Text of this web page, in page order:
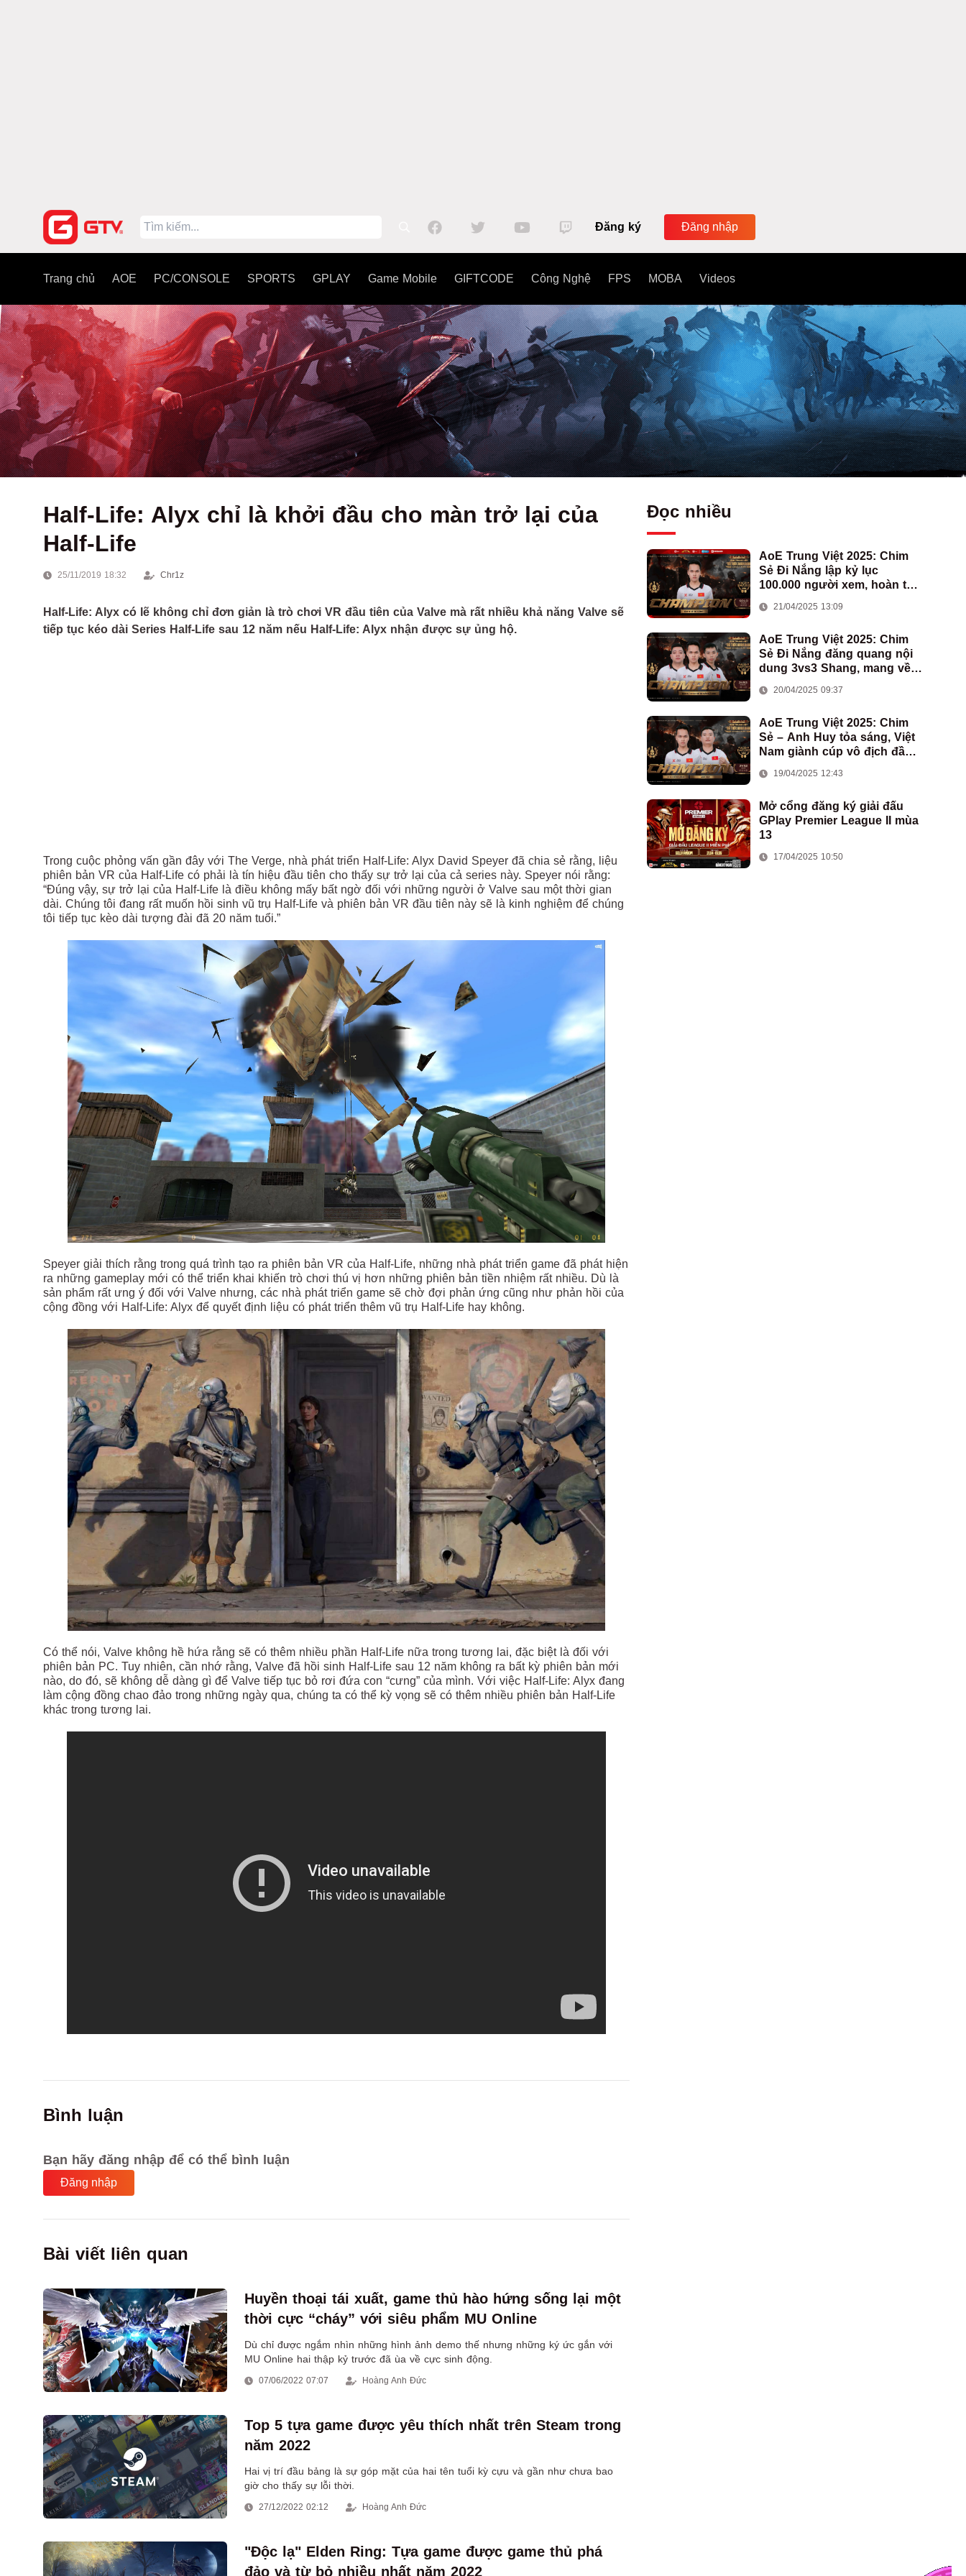
Đăng ký Đăng nhập
Trang chủ AOE PC/CONSOLE SPORTS GPLAY Game Mobile GIFTCODE Công Nghệ FPS MOBA Videos
Half-Life: Alyx chỉ là khởi đầu cho màn trở lại của
Half-Life
25/11/2019 18:32 Chr1z
Half-Life: Alyx có lẽ không chỉ đơn giản là trò chơi VR đầu tiên của Valve mà rất nhiều khả năng Valve sẽ
tiếp tục kéo dài Series Half-Life sau 12 năm nếu Half-Life: Alyx nhận được sự ủng hộ.
Trong cuộc phỏng vấn gần đây với The Verge, nhà phát triển Half-Life: Alyx David Speyer đã chia sẻ rằng, liệu
phiên bản VR của Half-Life có phải là tín hiệu đầu tiên cho thấy sự trở lại của cả series này. Speyer nói rằng:
“Đúng vậy, sự trở lại của Half-Life là điều không mấy bất ngờ đối với những người ở Valve sau một thời gian
dài. Chúng tôi đang rất muốn hồi sinh vũ trụ Half-Life và phiên bản VR đầu tiên này sẽ là kinh nghiệm để chúng
tôi tiếp tục kèo dài tượng đài đã 20 năm tuổi.”
Speyer giải thích rằng trong quá trình tạo ra phiên bản VR của Half-Life, những nhà phát triển game đã phát hiện
ra những gameplay mới có thể triển khai khiến trò chơi thú vị hơn những phiên bản tiền nhiệm rất nhiều. Dù là
sản phẩm rất ưng ý đối với Valve nhưng, các nhà phát triển game sẽ chờ đợi phản ứng cũng như phản hồi của
cộng đồng với Half-Life: Alyx để quyết định liệu có phát triển thêm vũ trụ Half-Life hay không.
Có thể nói, Valve không hề hứa rằng sẽ có thêm nhiều phần Half-Life nữa trong tương lai, đặc biệt là đối với
phiên bản PC. Tuy nhiên, cần nhớ rằng, Valve đã hồi sinh Half-Life sau 12 năm không ra bất kỳ phiên bản mới
nào, do đó, sẽ không dễ dàng gì để Valve tiếp tục bỏ rơi đứa con “cưng” của mình. Với việc Half-Life: Alyx đang
làm cộng đồng chao đảo trong những ngày qua, chúng ta có thể kỳ vọng sẽ có thêm nhiều phiên bản Half-Life
khác trong tương lai.
Bình luận
Bạn hãy đăng nhập để có thể bình luận
Đăng nhập
Bài viết liên quan
Huyền thoại tái xuất, game thủ hào hứng sống lại một
thời cực “cháy” với siêu phẩm MU Online
Dù chỉ được ngắm nhìn những hình ảnh demo thế nhưng những ký ức gắn với
MU Online hai thập kỷ trước đã ùa về cực sinh động.
07/06/2022 07:07 Hoàng Anh Đức
Top 5 tựa game được yêu thích nhất trên Steam trong
năm 2022
Hai vị trí đầu bảng là sự góp mặt của hai tên tuổi kỳ cựu và gần như chưa bao
giờ cho thấy sự lỗi thời.
27/12/2022 02:12 Hoàng Anh Đức
"Độc lạ" Elden Ring: Tựa game được game thủ phá
đảo và từ bỏ nhiều nhất năm 2022
Đọc nhiều
AoE Trung Việt 2025: Chim
Sẻ Đi Nắng lập kỷ lục
100.000 người xem, hoàn tất
Việt Nam
21/04/2025 13:09
AoE Trung Việt 2025: Chim
Sẻ Đi Nắng đăng quang nội
dung 3vs3 Shang, mang về
đoàn AoE Việt Nam
20/04/2025 09:37
AoE Trung Việt 2025: Chim
Sẻ – Anh Huy tỏa sáng, Việt
Nam giành cúp vô địch đầu
19/04/2025 12:43
Mở cổng đăng ký giải đấu
GPlay Premier League II mùa
13
17/04/2025 10:50